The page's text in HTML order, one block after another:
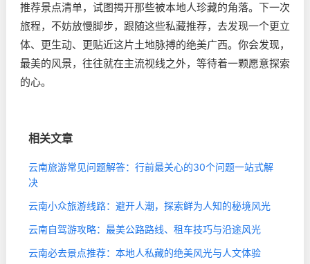
推荐景点清单，试图揭开那些被本地人珍藏的角落。下一次
旅程，不妨放慢脚步，跟随这些私藏推荐，去发现一个更立
体、更生动、更贴近这片土地脉搏的绝美广西。你会发现，
最美的风景，往往就在主流视线之外，等待着一颗愿意探索
的心。
相关文章
云南旅游常见问题解答：行前最关心的30个问题一站式解
决
云南小众旅游线路：避开人潮，探索鲜为人知的秘境风光
云南自驾游攻略：最美公路路线、租车技巧与沿途风光
云南必去景点推荐：本地人私藏的绝美风光与人文体验